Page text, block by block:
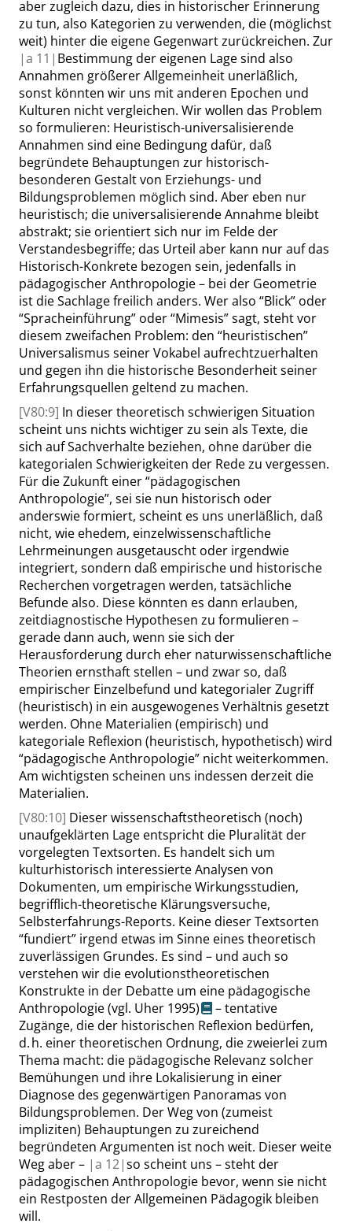
aber zugleich dazu, dies in historischer Erinnerung
zu tun, also Kategorien zu verwenden, die (möglichst
weit) hinter die eigene Gegenwart zurückreichen. Zur
|a 11| Bestimmung der eigenen Lage sind also
Annahmen größerer Allgemeinheit unerläßlich,
sonst könnten wir uns mit anderen Epochen und
Kulturen nicht vergleichen. Wir wollen das Problem
so formulieren: Heuristisch-universalisierende
Annahmen sind eine Bedingung dafür, daß
begründete Behauptungen zur historisch-
besonderen Gestalt von Erziehungs- und
Bildungsproblemen möglich sind. Aber eben nur
heuristisch; die universalisierende Annahme bleibt
abstrakt; sie orientiert sich nur im Felde der
Verstandesbegriffe; das Urteil aber kann nur auf das
Historisch-Konkrete bezogen sein, jedenfalls in
pädagogischer Anthropologie – bei der Geometrie
ist die Sachlage freilich anders. Wer also “Blick” oder
“Spracheinführung” oder“Mimesis”sagt, steht vor
diesem zweifachen Problem: den “heuristischen”
Universalismus seiner Vokabel aufrechtzuerhalten
und gegen ihn die historische Besonderheit seiner
Erfahrungsquellen geltend zu machen.
[V80:9] In dieser theoretisch schwierigen Situation
scheint uns nichts wichtiger zu sein als Texte, die
sich auf Sachverhalte beziehen, ohne darüber die
kategorialen Schwierigkeiten der Rede zu vergessen.
Für die Zukunft einer“pädagogischen
Anthropologie”, sei sie nun historisch oder
anderswie formiert, scheint es uns unerläßlich, daß
nicht, wie ehedem, einzelwissenschaftliche
Lehrmeinungen ausgetauscht oder irgendwie
integriert, sondern daß empirische und historische
Recherchen vorgetragen werden, tatsächliche
Befunde also. Diese könnten es dann erlauben,
zeitdiagnostische Hypothesen zu formulieren –
gerade dann auch, wenn sie sich der
Herausforderung durch eher naturwissenschaftliche
Theorien ernsthaft stellen – und zwar so, daß
empirischer Einzelbefund und kategorialer Zugriff
(heuristisch) in ein ausgewogenes Verhältnis gesetzt
werden. Ohne Materialien (empirisch) und
kategoriale Reflexion (heuristisch, hypothetisch) wird
“pädagogische Anthropologie” nicht weiterkommen.
Am wichtigsten scheinen uns indessen derzeit die
Materialien.
[V80:10] Dieser wissenschaftstheoretisch (noch)
unaufgeklärten Lage entspricht die Pluralität der
vorgelegten Textsorten. Es handelt sich um
kulturhistorisch interessierte Analysen von
Dokumenten, um empirische Wirkungsstudien,
begrifflich-theoretische Klärungsversuche,
Selbsterfahrungs-Reports. Keine dieser Textsorten
“fundiert” irgend etwas im Sinne eines theoretisch
zuverlässigen Grundes. Es sind – und auch so
verstehen wir die evolutionstheoretischen
Konstrukte in der Debatte um eine pädagogische
Anthropologie(vgl. Uher 1995)
– tentative
Zugänge, die der historischen Reflexion bedürfen,
d. h. einer theoretischen Ordnung, die zweierlei zum
Thema macht: die pädagogische Relevanz solcher
Bemühungen und ihre Lokalisierung in einer
Diagnose des gegenwärtigen Panoramas von
Bildungsproblemen. Der Weg von (zumeist
impliziten) Behauptungen zu zureichend
begründeten Argumenten ist noch weit. Dieser weite
Weg aber – |a 12|so scheint uns – steht der
pädagogischen Anthropologie bevor, wenn sie nicht
ein Restposten der Allgemeinen Pädagogik bleiben
will.